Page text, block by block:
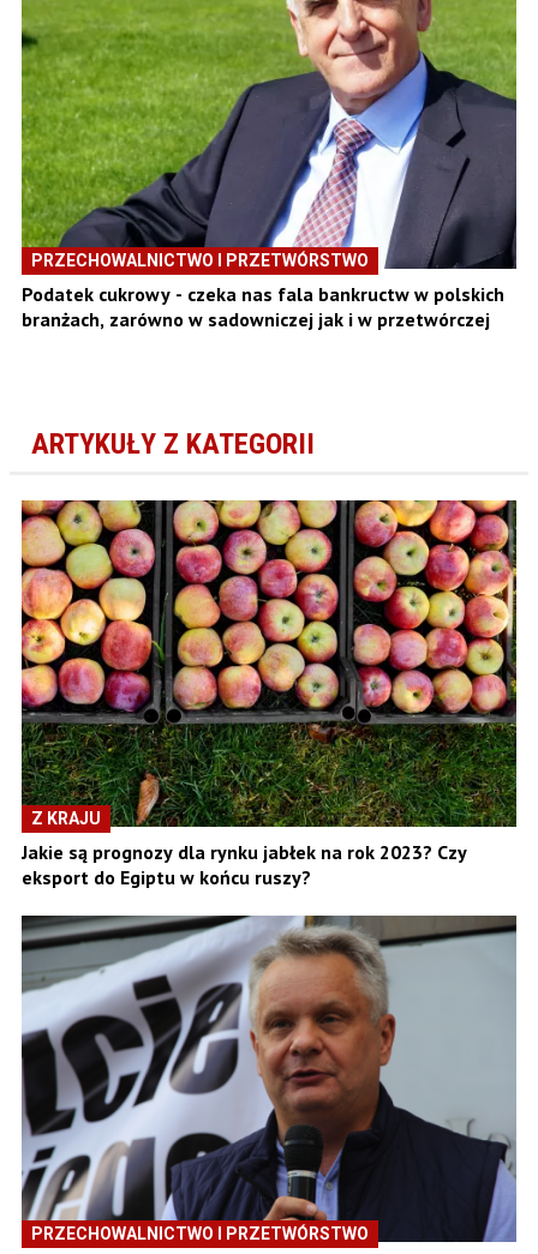
PRZECHOWALNICTWO I PRZETWÓRSTWO
Podatek cukrowy - czeka nas fala bankructw w polskich
branżach, zarówno w sadowniczej jak i w przetwórczej
ARTYKUŁY Z KATEGORII
Z KRAJU
Jakie są prognozy dla rynku jabłek na rok 2023? Czy
eksport do Egiptu w końcu ruszy?
PRZECHOWALNICTWO I PRZETWÓRSTWO